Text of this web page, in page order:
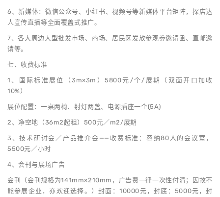
6、新媒体：微信公众号、小红书、视频号等新媒体平台矩阵，探店达
人宣传直播等全面覆盖式推广。
7、各大周边大型批发市场、商场、居民区发放参观劵邀请函、直邮邀
请等。
七、收费标准
1、国际标准展位（3m×3m）5800元/个/展期（双面开口加收
10%）
展位配置：一桌两椅、射灯两盏、电源插座一个(5A)
2、净空地（36m2起租）500元／m2/展期
3、技术研讨会／产品推介会——收费标准：容纳80人的会议室，
5500元／小时
4、会刊与展场广告
会刊（会刊规格为141mm×210mm，广告费一律一次性付清；因故不
能参展企业，亦欢迎选择。）封面：10000元，封底：5000元，封